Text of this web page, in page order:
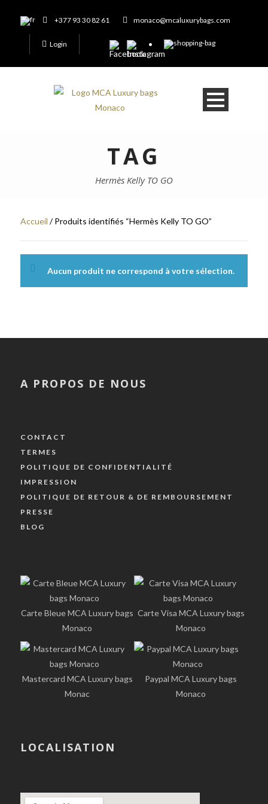
+377 93 30 82 61 monaco@mcaluxurybags.com
Login
TAG
Hermès Kelly TO GO
Accueil / Produits identifiés “Hermès Kelly TO GO”
Aucun produit ne correspond à votre sélection.
A PROPOS DE NOUS
CONTACT
TERMES
POLITIQUE DE CONFIDENTIALITÉ
IMPRESSION
POLITIQUE DE RETOUR & DE REMBOURSEMENT
PRESSE
BLOG
Carte Bleue MCA Luxury bags
Monaco
Carte Visa MCA Luxury bags
Monaco
Mastercard MCA Luxury bags
Monac
Paypal MCA Luxury bags
Monaco
LOCALISATION